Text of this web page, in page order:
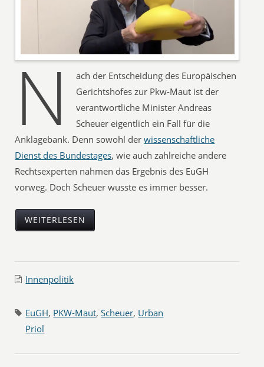
N
ach der Entscheidung des Europäischen
Gerichtshofes zur Pkw-Maut ist der
verantwortliche Minister Andreas
Scheuer eigentlich ein Fall für die
Anklagebank. Denn sowohl derwissenschaftliche
Dienst des Bundestages, wie auch zahlreiche andere
Rechtsexperten nahmen das Ergebnis des EuGH
vorweg. Doch Scheuer wusste es immer besser.
WEITERLESEN
Innenpolitik
EuGH, PKW-Maut,Scheuer, Urban
Priol